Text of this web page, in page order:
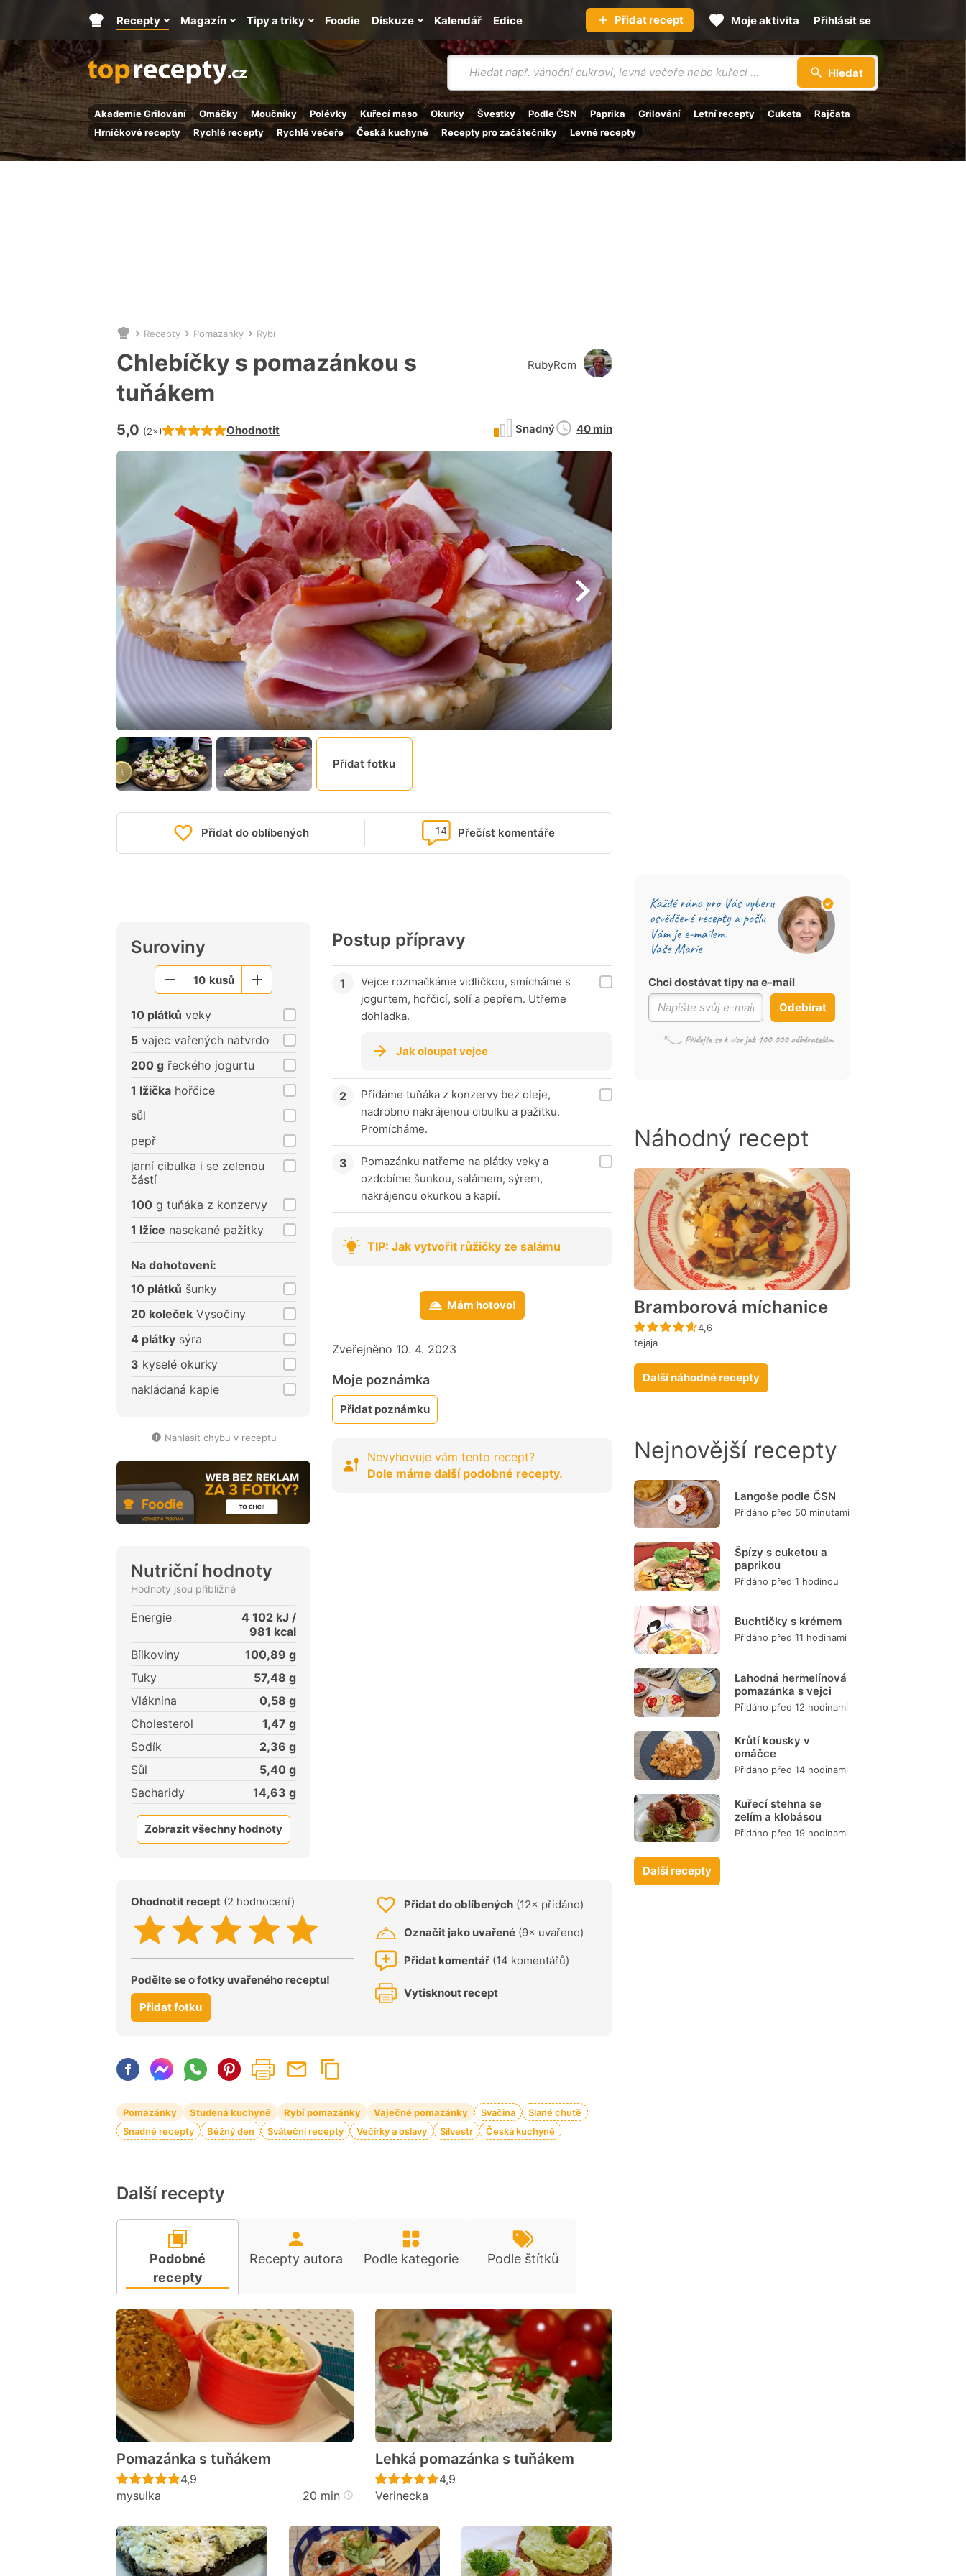
Vyhledávání
Hledat
Akademie Grilování Omáčky Moučníky Polévky Kuřecí maso Okurky Švestky Podle ČSN Paprika Grilování Letní recepty Cuketa
Rajčata
Hrníčkové recepty
Rychlé recepty Rychlé večeře Česká kuchyně Recepty pro začátečníky Levné recepty
Hlavní
stránka
Recepty Magazín Tipy a triky Kalendář
Foodie Diskuze Edice Přidat recept Moje aktivita Přihlásit se
Nacházíte
se
zde:
Recepty Pomazánky Rybí
Chlebíčky s pomazánkou s
tuňákem
Hodnocení receptu je
5,0 (2×) Ohodnotit
RubyRom
Snadný
Doba
40 min
Přidat fotku
Přidat do oblíbených Přečíst komentáře
14
Suroviny
Menší10 kusů
Větší
10 plátků veky
5 vajec vařených natvrdo
200 g řeckého jogurtu
1 lžička hořčice
sůl
pepř
jarní cibulka i se zelenou
částí
100 g tuňáka z konzervy
1 lžíce nasekané pažitky
Na dohotovení:
10 plátků šunky
20 koleček Vysočiny
4 plátky sýra
3 kyselé okurky
nakládaná kapie
Nahlásit chybu v receptu
Nutriční hodnoty
Hodnoty jsou přibližné
Energie 4 102 kJ /
981 kcal
Bílkoviny
100,89 g
Tuky
57,48 g
Vláknina
0,58 g
Cholesterol
1,47 g
Sodík
2,36 g
Sůl
5,40 g
Sacharidy
14,63 g
Zobrazit všechny hodnoty
Postup přípravy
Vejce rozmačkáme vidličkou, smícháme s
jogurtem, hořčicí, solí a pepřem. Utřeme
dohladka.
Jak oloupat vejce
Přidáme tuňáka z konzervy bez oleje,
nadrobno nakrájenou cibulku a pažitku.
Promícháme.
Pomazánku natřeme na plátky veky a
ozdobíme šunkou, salámem, sýrem,
nakrájenou okurkou a kapií.
TIP: Jak vytvořit růžičky ze salámu
Mám hotovo!
Zveřejněno 10. 4. 2023
Moje poznámka
Přidat poznámku
Nevyhovuje vám tento recept?
Dole máme další podobné recepty.
Ohodnotit recept (2 hodnocení)
Podělte se o fotky uvařeného receptu!
Přidat fotku
Přidat do oblíbených (12× přidáno)
Označit jako uvařené (9× uvařeno)
Přidat komentář (14 komentářů)
Vytisknout recept
Pomazánky Studená kuchyně Rybí pomazánky Vaječné pomazánky Svačina
Slané chutě
Snadné recepty
Běžný den Sváteční recepty Večírky a oslavy Silvestr Česká kuchyně
Další recepty
Podobné
recepty
Recepty autora Podle kategorie Podle štítků
Pomazánka s tuňákem
Recept ještě nebyl hodnocen
4,9
mysulka
20 min
Lehká pomazánka s tuňákem
Recept ještě nebyl hodnocen
4,9
Verinecka
Chci dostávat tipy na e-mail
Odebírat
Náhodný recept
Bramborová míchanice
Recept ještě nebyl hodnocen
4,6
tejaja
Další náhodné recepty
Nejnovější recepty
Langoše podle ČSN
Přidáno před 50 minutami
Špízy s cuketou a
paprikou
Přidáno před 1 hodinou
Buchtičky s krémem
Přidáno před 11 hodinami
Lahodná hermelínová
pomazánka s vejci
Přidáno před 12 hodinami
Krůtí kousky v
omáčce
Přidáno před 14 hodinami
Kuřecí stehna se
zelím a klobásou
Přidáno před 19 hodinami
Další recepty